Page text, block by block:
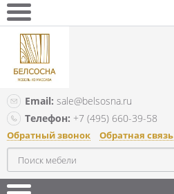
Email: sale@belsosna.ru
Телефон: +7 (495) 660-39-58
Обратный звонок Обратная связь